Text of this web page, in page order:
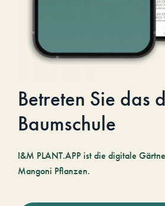
Betreten Sie das
Baumschule
I&M PLANT.APP ist die digitale
Mangoni Pflanzen.